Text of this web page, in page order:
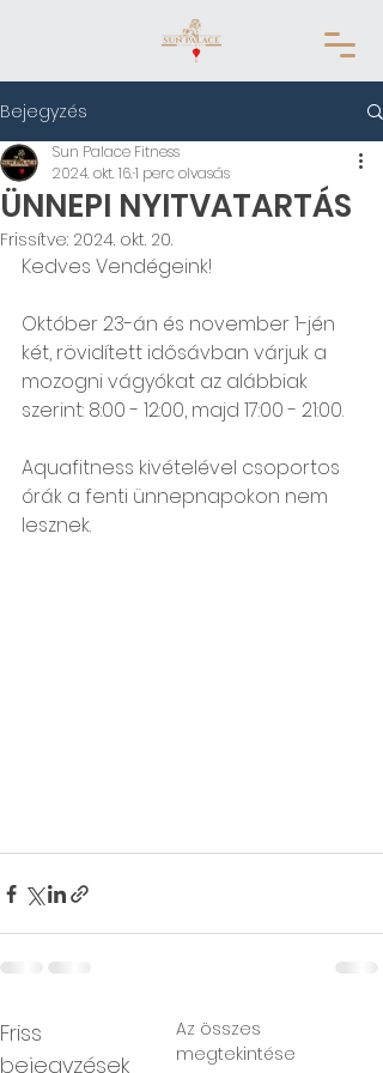
Bejegyzés
ÜNNEPI NYITVATARTÁS
Sun Palace Fitness
2024. okt. 16.1 perc olvasás
Frissítve: 2024. okt. 20.
Kedves Vendégeink!
Október 23-án és november 1-jén
két, rövidített idősávban várjuk a
mozogni vágyókat az alábbiak
szerint: 8:00 - 12:00, majd 17:00 - 21:00.
Aquafitness kivételével csoportos
órák a fenti ünnepnapokon nem
lesznek.
Friss
bejegyzések
Az összes
megtekintése